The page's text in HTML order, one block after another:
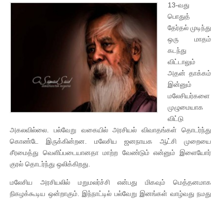
13-வது
பொதுத்
தேர்தல் முடிந்து
ஒரு மாதம்
கடந்து
விட்டாலும்
அதன் தாக்கம்
இன்னும்
மலேசியர்களை
முழுமையாக
விட்டு
அகலவில்லை. பல்வேறு வகையில் அரசியல் விவாதங்கள் தொடர்ந்து
கொண்டே இருக்கின்றன. மலேசிய ஜனநாயக ஆட்சி முறையை
சீரமைத்து வெளிப்படையானதா மாற்ற வேண்டும் என்னும் இளையோர்
குரல் தொடர்ந்து ஒலிக்கிறது.
மலேசிய அரசியலில் மறுமலர்ச்சி என்பது மிகவும் மெத்தனமாக
நிகழக்கூடிய ஒன்றாகும். இந்நாட்டில் பல்வேறு இனங்கள் வாழ்வது நமது